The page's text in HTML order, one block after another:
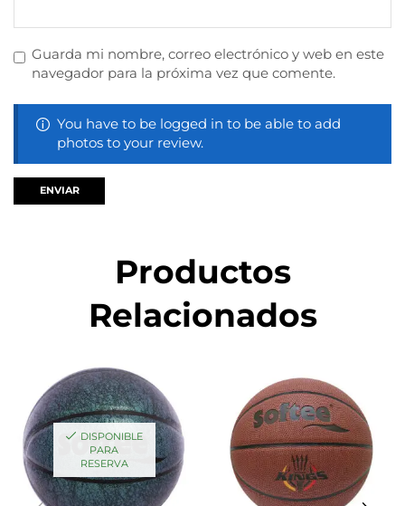
Guarda mi nombre, correo electrónico y web en este
navegador para la próxima vez que comente.
You have to be logged in to be able to add
photos to your review.
Productos
Relacionados
DISPONIBLE
PARA
RESERVA